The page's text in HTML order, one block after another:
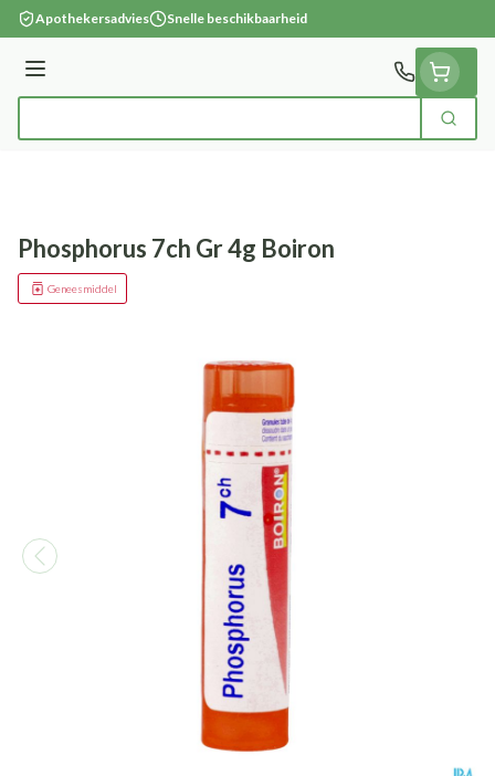
Ga naar de inhoud
Apothekersadvies Snelle beschikbaarheid
Menu
Zoek
Phosphorus 7ch Gr 4g Boiron
Geneesmiddel